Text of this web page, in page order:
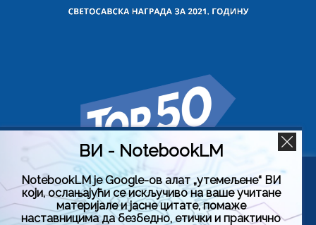
Користимо колачиће на овој веб страници да бисмо вам
побољшали искуство коришћења нашег сајта тако што
ћемо запамтити ваше жељене поставке. Кликом на
„Прихвати све“, пристајете на употребу СВИХ колачића.
ВИ - NotebookLM
NotebookLM је Google-ов алат „утемељене“ ВИ
који, ослањајући се искључиво на ваше учитане
материјале и јасне цитате, помаже
наставницима да безбедно, етички и практично